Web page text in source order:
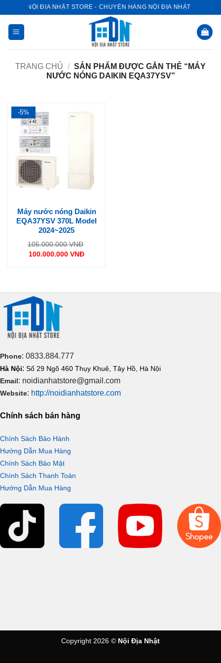
dung
NỘI ĐỊA NHẬT STORE - CHUYÊN HÀNG NỘI ĐỊA NHẬT
TRANG CHỦ / SẢN PHẨM ĐƯỢC GẮN THẺ “MÁY
NƯỚC NÓNG DAIKIN EQA37YSV”
-5%
Máy nước nóng Daikin
EQA37YSV 370L Model
2024~2025
105.000.000VNĐ
100.000.000 VNĐ
Phone: 0833.884.777
Hà Nội: Số 29 Ngõ 460 Thụy Khuê, Tây Hồ, Hà Nội
Email: noidianhatstore@gmail.com
Website: http://noidianhatstore.com
Chính sách bán hàng
Chính Sách Bảo Hành
Hướng Dẫn Mua Hàng
Chính Sách Bảo Mật
Chính Sách Thanh Toán
Hướng Dẫn Mua Hàng
Copyright 2026 © Nội Địa Nhật